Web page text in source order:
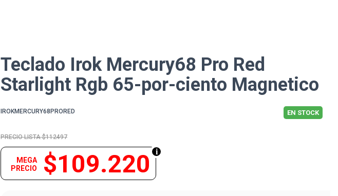
Teclado Irok Mercury68 Pro Red
Starlight Rgb 65-por-ciento Magnetico
IROKMERCURY68PRORED EN STOCK
$112497
$109.220
MEGA
PRECIO